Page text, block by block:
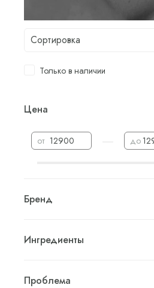
Только в наличии
Цена
от до
Бренд
Ингредиенты
Проблема